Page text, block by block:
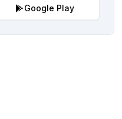
Google Play